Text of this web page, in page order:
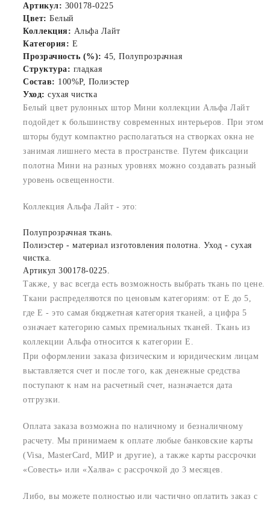
Артикул: 300178-0225
Цвет: Белый
Коллекция: Альфа Лайт
Категория: E
Прозрачность (%): 45, Полупрозрачная
Структура: гладкая
Состав: 100%P, Полиэстер
Уход: сухая чистка
Белый цвет рулонных штор Мини коллекции Альфа Лайт
подойдет к большинству современных интерьеров. При этом
шторы будут компактно располагаться на створках окна не
занимая лишнего места в пространстве. Путем фиксации
полотна Мини на разных уровнях можно создавать разный
уровень освещенности.
Коллекция Альфа Лайт - это:
Полупрозрачная ткань.
Полиэстер - материал изготовления полотна. Уход - сухая
чистка.
Артикул 300178-0225.
Также, у вас всегда есть возможность выбрать ткань по цене.
Ткани распределяются по ценовым категориям: от E до 5,
где Е - это самая бюджетная категория тканей, а цифра 5
означает категорию самых премиальных тканей. Ткань из
коллекции Альфа относится к категории E.
При оформлении заказа физическим и юридическим лицам
выставляется счет и после того, как денежные средства
поступают к нам на расчетный счет, назначается дата
отгрузки.
Оплата заказа возможна по наличному и безналичному
расчету. Мы принимаем к оплате любые банковские карты
(Visa, MasterCard, МИР и другие), а также карты рассрочки
«Совесть» или «Халва» с рассрочкой до 3 месяцев.
Либо, вы можете полностью или частично оплатить заказ с